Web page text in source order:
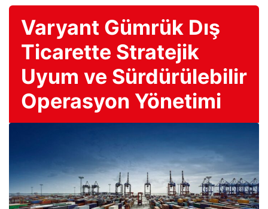
Varyant Gümrük Dış
Ticarette Stratejik
Uyum ve Sürdürülebilir
Operasyon Yönetimi